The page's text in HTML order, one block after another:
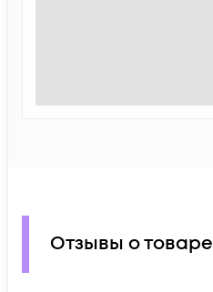
Отзывы о товаре